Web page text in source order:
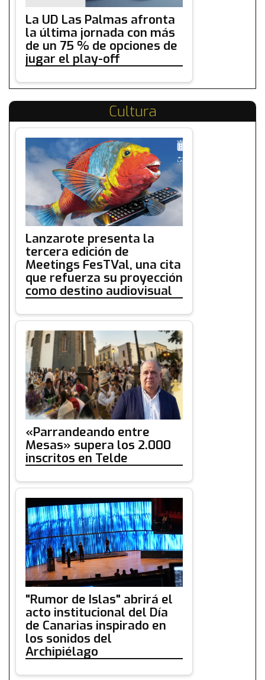
La UD Las Palmas afronta
la última jornada con más
de un 75 % de opciones de
jugar el play-off
Cultura
Lanzarote presenta la
tercera edición de
Meetings FesTVal, una cita
que refuerza su proyección
como destino audiovisual
«Parrandeando entre
Mesas» supera los 2.000
inscritos en Telde
"Rumor de Islas" abrirá el
acto institucional del Día
de Canarias inspirado en
los sonidos del
Archipiélago